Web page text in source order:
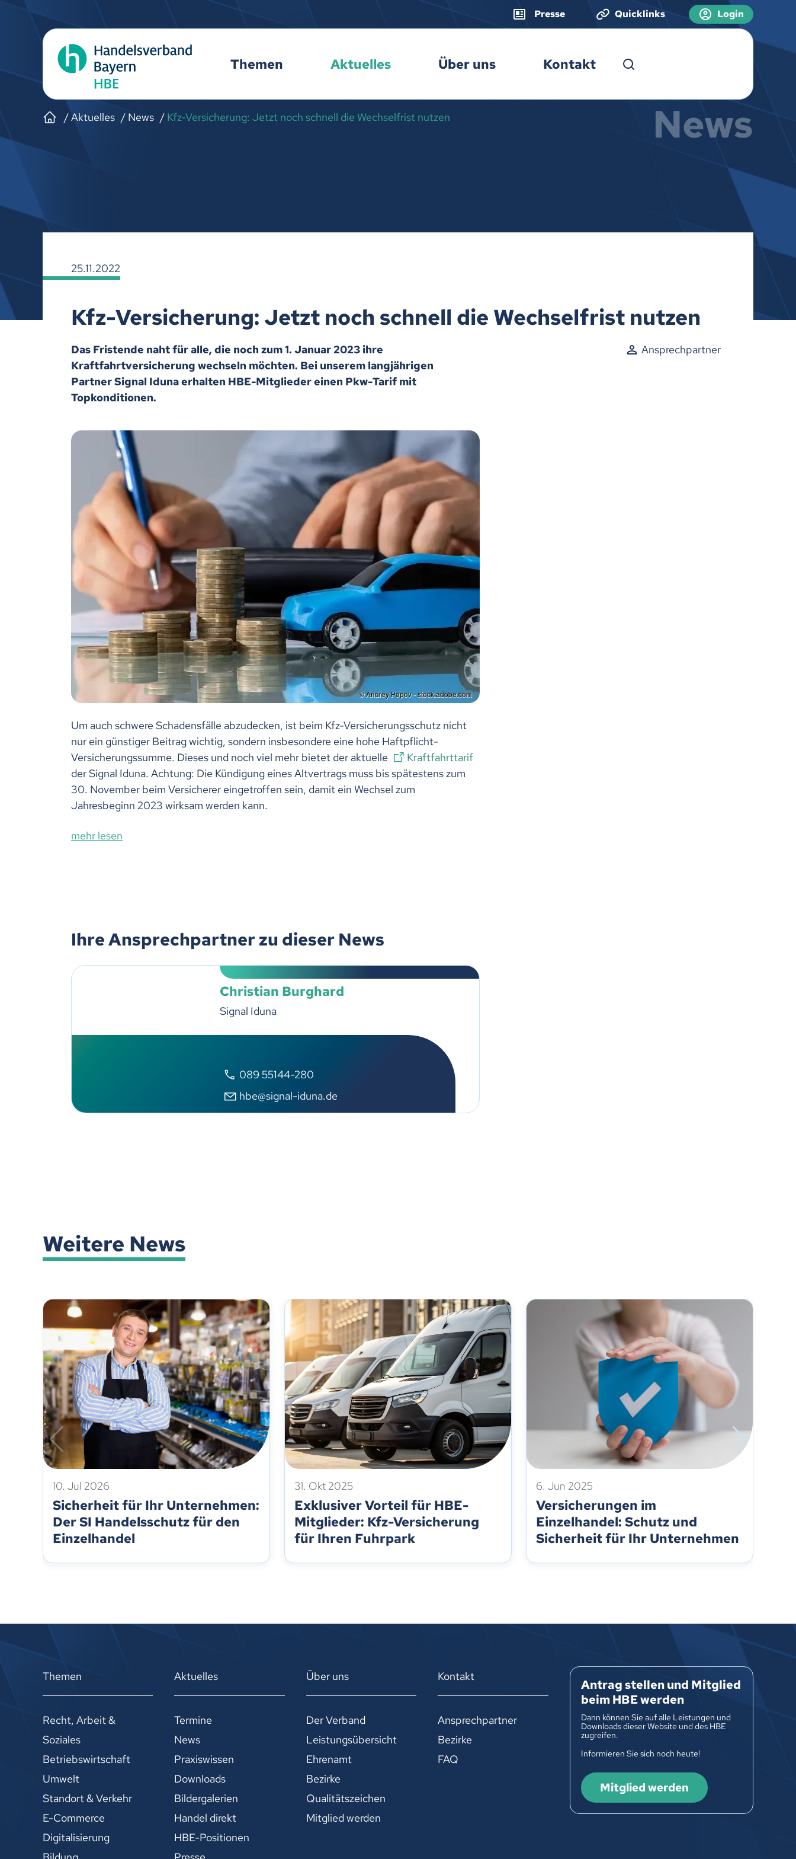
Presse Quicklinks Login
Themen Aktuelles Über uns Kontakt
Aktuelles News Kfz-Versicherung: Jetzt noch schnell die Wechselfrist nutzen News
25.11.2022
Kfz-Versicherung: Jetzt noch schnell die Wechselfrist nutzen
Das Fristende naht für alle, die noch zum 1. Januar 2023 ihre
Kraftfahrtversicherung wechseln möchten. Bei unserem langjährigen
Partner Signal Iduna erhalten HBE-Mitglieder einen Pkw-Tarif mit
Topkonditionen.
Ansprechpartner
Um auch schwere Schadensfälle abzudecken, ist beim Kfz-Versicherungsschutz nicht
nur ein günstiger Beitrag wichtig, sondern insbesondere eine hohe Haftpflicht-
Versicherungssumme. Dieses und noch viel mehr bietet der aktuelle
Kraftfahrttarif
der Signal Iduna. Achtung: Die Kündigung eines Altvertrags muss bis spätestens zum
30. November beim Versicherer eingetroffen sein, damit ein Wechsel zum
Jahresbeginn 2023 wirksam werden kann.
mehr lesen
Ihre Ansprechpartner zu dieser News
Christian Burghard
Signal Iduna
089 55144-280
hbe@signal-iduna.de
Weitere News
10. Jul 2026
Sicherheit für Ihr Unternehmen:
Der SI Handelsschutz für den
Einzelhandel
31. Okt 2025
Exklusiver Vorteil für HBE-
Mitglieder: Kfz-Versicherung
für Ihren Fuhrpark
6. Jun 2025
Versicherungen im
Einzelhandel: Schutz und
Sicherheit für Ihr Unternehmen
Themen
Recht, Arbeit &
Soziales
Betriebswirtschaft
Umwelt
Standort & Verkehr
E-Commerce
Digitalisierung
Aktuelles
Termine
News
Praxiswissen
Downloads
Bildergalerien
Handel direkt
HBE-Positionen
Über uns
Der Verband
Leistungsübersicht
Ehrenamt
Bezirke
Qualitätszeichen
Mitglied werden
Kontakt
Ansprechpartner
Bezirke
FAQ
Antrag stellen und Mitglied
beim HBE werden
Dann können Sie auf alle Leistungen und
Downloads dieser Website und des HBE
zugreifen.
Informieren Sie sich noch heute!
Mitglied werden